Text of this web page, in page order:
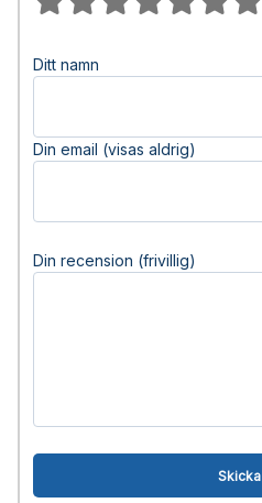
Ditt namn
Din email (visas aldrig)
Din recension (frivillig)